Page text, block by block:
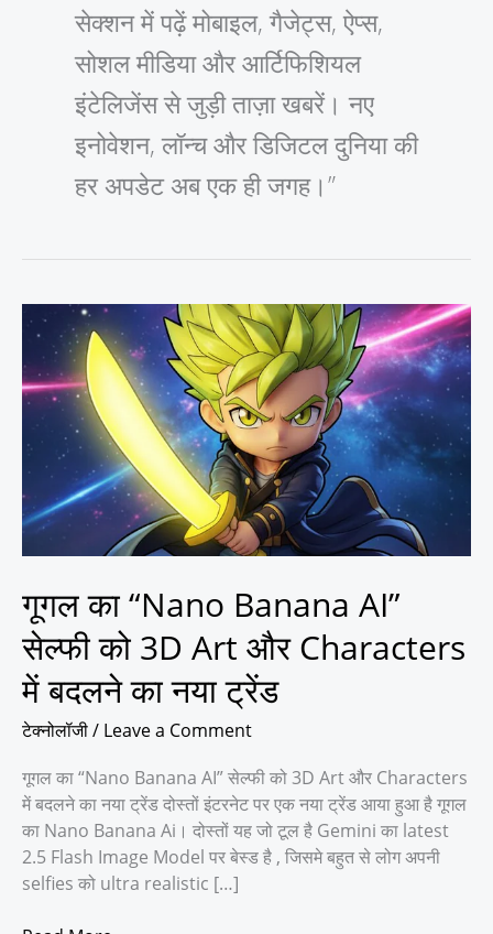
सेक्शन में पढ़ें मोबाइल, गैजेट्स, ऐप्स,
सोशल मीडिया और आर्टिफिशियल
इंटेलिजेंस से जुड़ी ताज़ा खबरें। नए
इनोवेशन, लॉन्च और डिजिटल दुनिया की
हर अपडेट अब एक ही जगह।”
गूगल का “Nano Banana AI”
सेल्फी को 3D Art और Characters
में बदलने का नया ट्रेंड
टेक्नोलॉजी/ Leave a Comment
गूगल का “Nano Banana AI” सेल्फी को 3D Art और Characters
में बदलने का नया ट्रेंड दोस्तों इंटरनेट पर एक नया ट्रेंड आया हुआ है गूगल
का Nano Banana Ai। दोस्तों यह जो टूल है Gemini का latest
2.5 Flash Image Model पर बेस्ड है , जिसमे बहुत से लोग अपनी
selfies को ultra realistic […]
गूगल
का
“Nano
Banana
AI”
सेल्फी
को
3D
Art
और
में
बदलने
का
नया